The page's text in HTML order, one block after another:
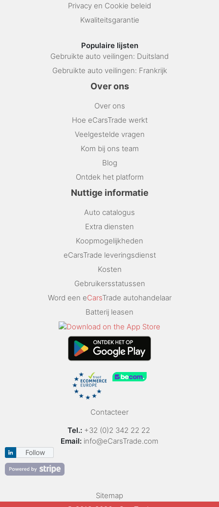
Privacy en Cookie beleid
Kwaliteitsgarantie
Populaire lijsten
Gebruikte auto veilingen: Duitsland
Gebruikte auto veilingen: Frankrijk
Over ons
Over ons
Hoe eCarsTrade werkt
Veelgestelde vragen
Kom bij ons team
Blog
Ontdek het platform
Nuttige informatie
Auto catalogus
Extra diensten
Koopmogelijkheden
eCarsTrade leveringsdienst
Kosten
Gebruikersstatussen
Word een eCarsTrade autohandelaar
Batterij leasen
Contacteer
Tel.: +32 (0)2 342 22 22
Email: info@eCarsTrade.com
Follow
Sitemap